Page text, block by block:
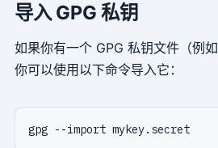
导入 GPG 私钥
如果你有一个 GPG 私钥文件（例如
你可以使用以下命令导入它：
gpg --import mykey.secret